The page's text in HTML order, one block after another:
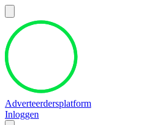
Adverteerdersplatform
Inloggen